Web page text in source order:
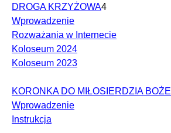
DROGA KRZYŻOWA4
Wprowadzenie
Rozważania w Internecie
Koloseum 2024
Koloseum 2023
KORONKA DO MIŁOSIERDZIA
Wprowadzenie
Instrukcja